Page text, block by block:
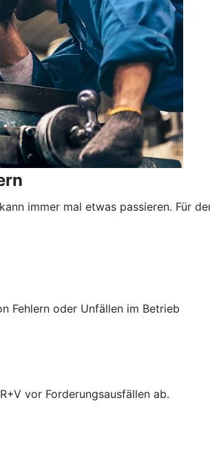
immer mal etwas passieren. Für
Fehlern oder Unfällen im Betrieb
vor Forderungsausfällen ab.